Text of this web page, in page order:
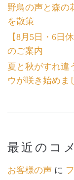
野鳥の声と森の
を散策
【8月5日・6日
のご案内
夏と秋がすれ
ウが咲き始めま
最近のコ
お客様の声 に